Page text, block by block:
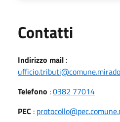
Contatti
Indirizzo mail :
Telefono :0382 77014
PEC :